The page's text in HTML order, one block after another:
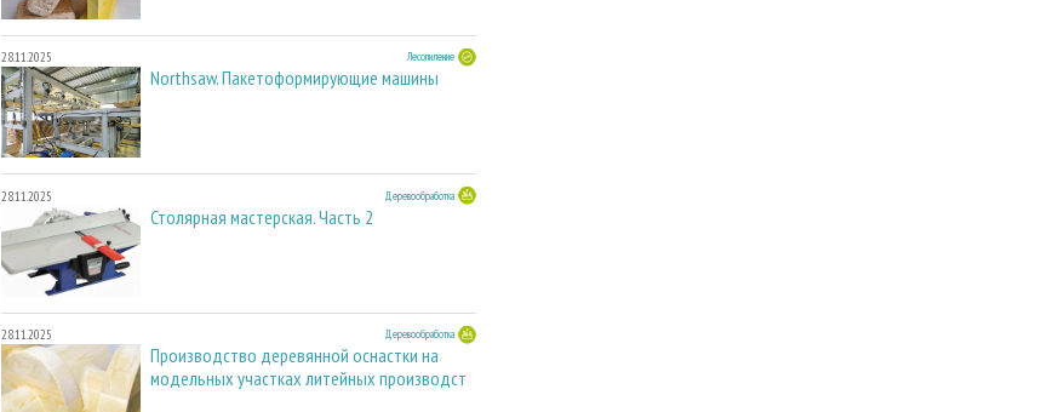
28.11.2025 Лесопиление
Northsaw. Пакетоформирующие машины
28.11.2025 Деревообработка
Столярная мастерская. Часть 2
28.11.2025 Деревообработка
Производство деревянной оснастки на
модельных участках литейных производст